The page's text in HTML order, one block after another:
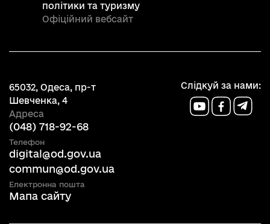
політики та туризму
Офіційний вебсайт
65032, Одеса, пр-т
Шевченка, 4
Адреса
Слідкуй за нами:
(048) 718-92-68
Телефон
digital@od.gov.ua
commun@od.gov.ua
Електронна пошта
Мапа сайту